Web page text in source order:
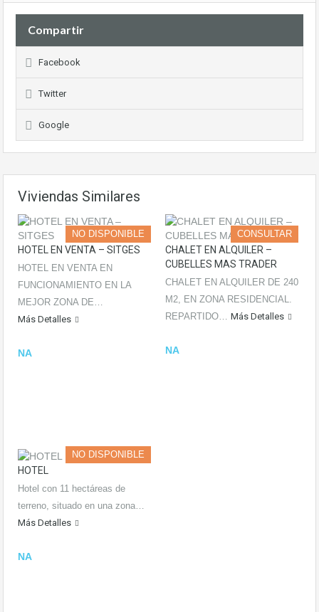
Compartir
Facebook
Twitter
Google
Viviendas Similares
NO DISPONIBLE
HOTEL EN VENTA – SITGES
HOTEL EN VENTA EN
FUNCIONAMIENTO EN LA
MEJOR ZONA DE…
Más Detalles
NA
CONSULTAR
CHALET EN ALQUILER –
CUBELLES MAS TRADER
CHALET EN ALQUILER DE 240
M2, EN ZONA RESIDENCIAL.
REPARTIDO… Más Detalles
NA
NO DISPONIBLE
HOTEL
Hotel con 11 hectáreas de
terreno, situado en una zona…
Más Detalles
NA